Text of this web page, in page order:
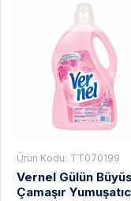
Ürün Kodu: TT070199
Vernel Gülün
Çamaşır